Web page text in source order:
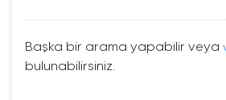
Başka bir arama yapabilir veya
bulunabilirsiniz.